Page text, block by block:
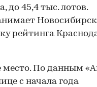
до 45,4 тыс. лотов.
Новосибирск
рейтинга
место. По данным
с начала года